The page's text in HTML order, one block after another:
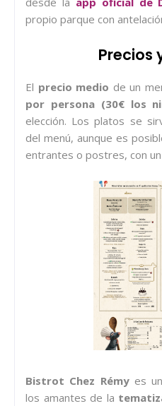
propio parque con
Precios
El precio medio de un
por persona (30€ los
elección. Los platos se
del menú, aunque es
entrantes o postres, con
Bistrot Chez Rémyes
los amantes de la